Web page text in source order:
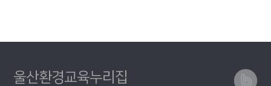
울산환경교육누리집